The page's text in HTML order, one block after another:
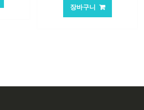
격:
장바구니